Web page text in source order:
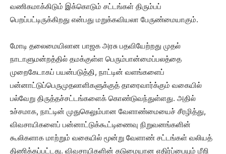
வணிகமாக்கிடும் இக்கொடும் சட்டங்கள் திரும்பப்
பெறப்பட்டிருக்கிறது என்பது மறுக்கவியலா பேருண்மையாகும்.
மோடி தலைமையிலான பாஜக அரசு பதவியேற்றது முதல்
நாடாளுமன்றத்தில் தமக்குள்ள பெரும்பான்மைப்பலத்தை
முறைகேடாகப் பயன்படுத்தி, நாட்டின் வளங்களைப்
பன்னாட்டுப்பெருமுதலாளிகளுக்குத் தாரைவார்க்கும் வகையில்
பல்வேறு திருத்தச்சட்டங்களைக் கொண்டுவந்துள்ளது. அதில்
உச்சமாக, நாட்டின் முதுகெலும்பான வேளாண்மையைச் சீரழித்து,
விவசாயிகளைப் பன்னாட்டுக்கூட்டிணைவு நிறுவனங்களின்
கூலிகளாக மாற்றும் வகையில் மூன்று வேளாண் சட்டங்கள் வலியத்
திணிக்கப்பட்டது. விவசாயிகளின் கடுமையான எதிர்ப்பையும் மீறி